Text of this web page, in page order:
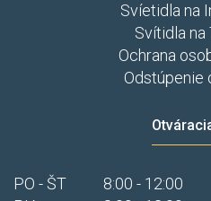
Svíetidla na
Svítidla
Ochrana
Odstúpenie
PO - ŠT 8:00 - 12:00